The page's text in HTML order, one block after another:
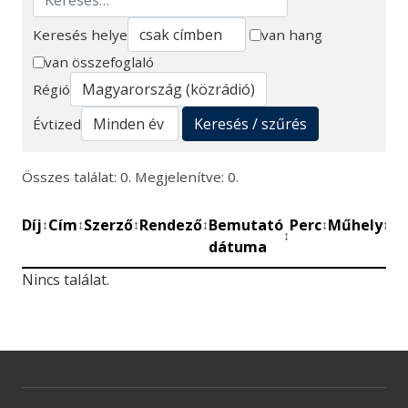
Keresés
Keresés helye
van hang
van összefoglaló
Régió
Évtized
Keresés / szűrés
Összes találat: 0. Megjelenítve: 0.
Díj↕Cím↕Szerző↕Rendező↕Bemutató
dátuma
↕
Perc↕Műhely↕
Nincs találat.